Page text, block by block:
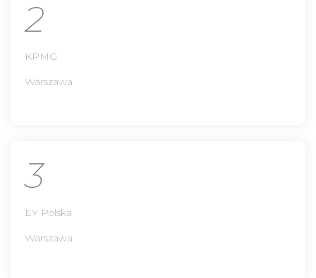
2
KPMG
Warszawa
3
EY Polska
Warszawa